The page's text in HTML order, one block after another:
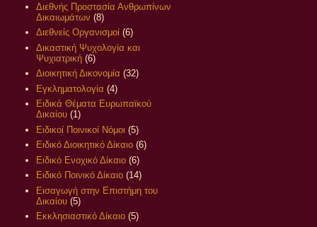
Διεθνής Προστασία Ανθρωπίνων
Δικαιωμάτων (8)
Διεθνείς Οργανισμοί (6)
Δικαστική Ψυχολογία και
Ψυχιατρική (6)
Διοικητική Δικονομία (32)
Εγκληματολογία (4)
Ειδικά Θέματα Ευρωπαϊκού
Δικαίου (1)
Ειδικοί Ποινικοί Νόμοι (5)
Ειδικό Διοικητικό Δίκαιο (6)
Ειδικό Ενοχικό Δίκαιο (6)
Ειδικό Ποινικό Δίκαιο (14)
Εισαγωγή στην Επιστήμη του
Δικαίου (5)
Εκκλησιαστικό Δίκαιο (5)